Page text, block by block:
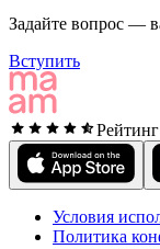
Задайте вопрос —
Вступить
Условия
Политика